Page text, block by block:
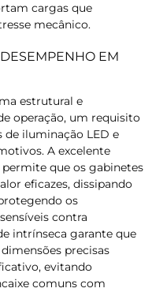
cargas que
mecânico.
EM
estrutural e
operação, um requisito
de iluminação LED e
A excelente
que os gabinetes
eficazes, dissipando
os
contra
intrínseca garante que
precisas
evitando
comuns com